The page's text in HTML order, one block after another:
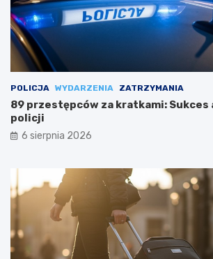
POLICJA WYDARZENIA ZATRZYMANIA
89 przestępców za kratkami: Sukces
policji
6 sierpnia 2026